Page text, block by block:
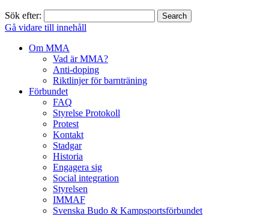
Sök efter:
Gå vidare till innehåll
Om MMA
Vad är MMA?
Anti-doping
Riktlinjer för barnträning
Förbundet
FAQ
Styrelse Protokoll
Protest
Kontakt
Stadgar
Historia
Engagera sig
Social integration
Styrelsen
IMMAF
Svenska Budo & Kampsportsförbundet